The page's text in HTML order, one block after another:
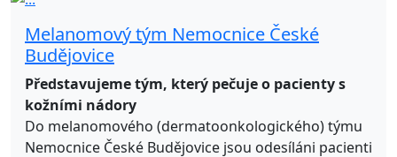
Melanomový tým Nemocnice České
Budějovice
Představujeme tým, který pečuje o pacienty s
kožními nádory
Do melanomového (dermatoonkologického) týmu
Nemocnice České Budějovice jsou odesíláni pacienti